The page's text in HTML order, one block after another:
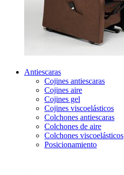
Antiescaras
Cojines antiescaras
Cojines aire
Cojines gel
Cojines viscoelásticos
Colchones antiescaras
Colchones de aire
Colchones viscoelásticos
Posicionamiento